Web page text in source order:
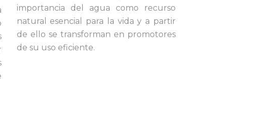
importancia del agua como recurso
natural esencial para la vida y a partir
de ello se transforman en promotores
de su uso eficiente.